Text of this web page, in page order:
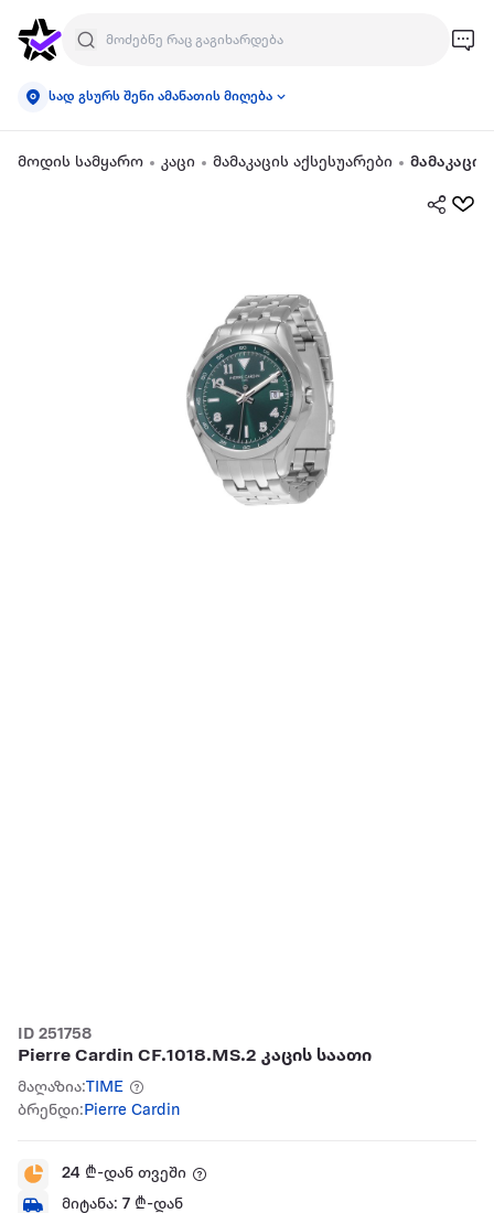
სად გსურს შენი ამანათის მიღება
მოდის სამყარო კაცი მამაკაცის აქსესუარები
ID 251758
Pierre Cardin CF.1018.MS.2 კაცის საათი
მაღაზია:TIME
ბრენდი: Pierre Cardin
24 ₾-დან თვეში
მიტანა: 7 ₾-დან